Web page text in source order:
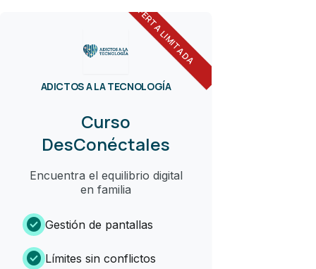
OFERTA LIMITADA
ADICTOS A LA TECNOLOGÍA
Curso
DesConéctales
Encuentra el equilibrio digital
en familia
check_circle Gestión de pantallas
check_circle Límites sin conflictos